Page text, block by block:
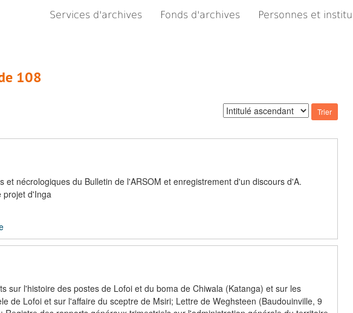
Services d'archives Fonds d'archives Personnes et
108
Trier
par:
et nécrologiques du Bulletin de l'ARSOM et enregistrement d'un discours d'A.
projet d'Inga
sur l'histoire des postes de Lofoi et du boma de Chiwala (Katanga) et sur les
de Lofoi et sur l'affaire du sceptre de Msiri; Lettre de Weghsteen (Baudouinville, 9